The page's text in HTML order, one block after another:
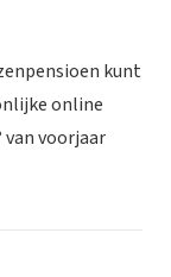
kunt
online
van voorjaar